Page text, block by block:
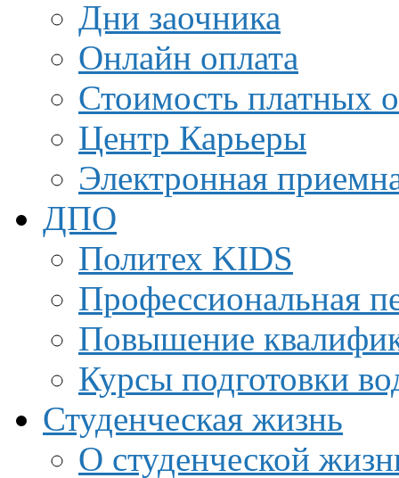
Дни заочника
Онлайн оплата
Стоимость платных
Центр Карьеры
Электронная
ДПО
Политех KIDS
Профессиональная
Повышение
Курсы подготовки
Студенческая жизнь
О студенческой